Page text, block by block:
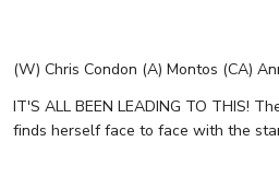
(W) Chris Condon (A) Montos (CA)
IT'S ALL BEEN LEADING TO THIS!
finds herself face to face with the